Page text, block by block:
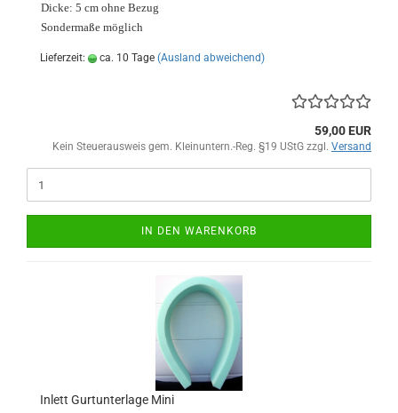
Dicke: 5 cm ohne Bezug
Sondermaße möglich
Lieferzeit: ca. 10 Tage (Ausland abweichend)
59,00 EUR
Kein Steuerausweis gem. Kleinuntern.-Reg. §19 UStG zzgl. Versand
IN DEN WARENKORB
Inlett Gurtunterlage Mini